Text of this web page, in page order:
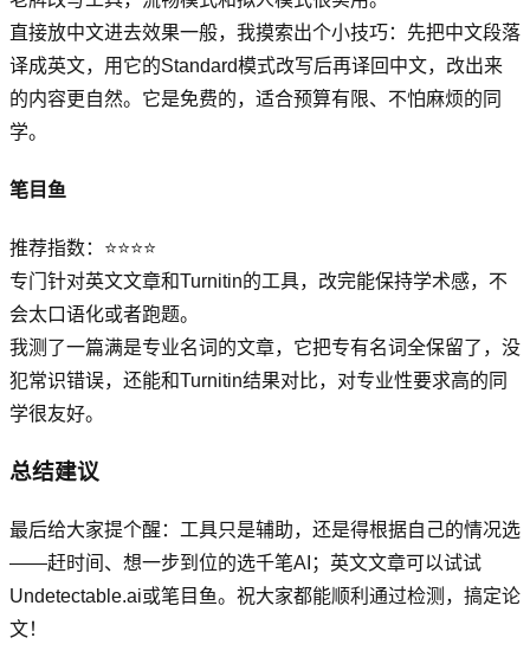
直接放中文进去效果一般，我摸索出个小技巧：先把中文段落
译成英文，用它的Standard模式改写后再译回中文，改出来
的内容更自然。它是免费的，适合预算有限、不怕麻烦的同
学。
笔目鱼
推荐指数：⭐⭐⭐⭐
专门针对英文文章和Turnitin的工具，改完能保持学术感，不
会太口语化或者跑题。
我测了一篇满是专业名词的文章，它把专有名词全保留了，没
犯常识错误，还能和Turnitin结果对比，对专业性要求高的同
学很友好。
总结建议
最后给大家提个醒：工具只是辅助，还是得根据自己的情况选
——赶时间、想一步到位的选千笔AI；英文文章可以试试
Undetectable.ai或笔目鱼。祝大家都能顺利通过检测，搞定论
文！